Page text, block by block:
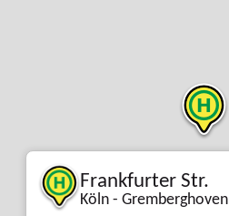
Frankfurter Str.
Köln - Gremberghoven